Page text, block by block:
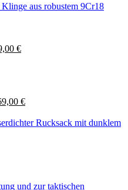
€Aktueller
€Aktueller
ist: